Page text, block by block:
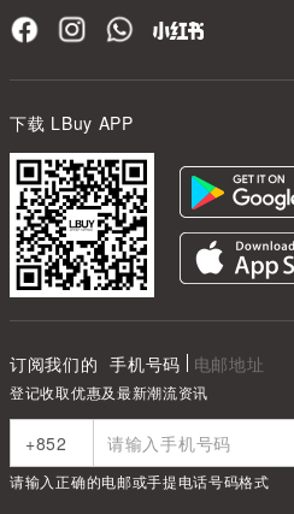
下载 LBuy APP
订阅我们的 手机号码 电邮地址
登记收取优惠及最新潮流资讯
请输入正确的电邮或手提电话号码格式